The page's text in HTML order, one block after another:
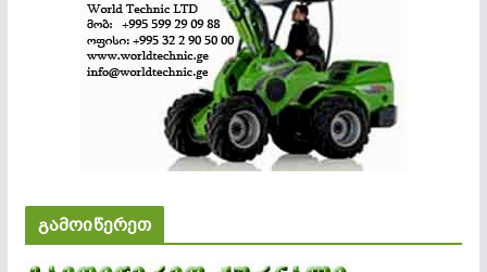
გამოიწერეთ